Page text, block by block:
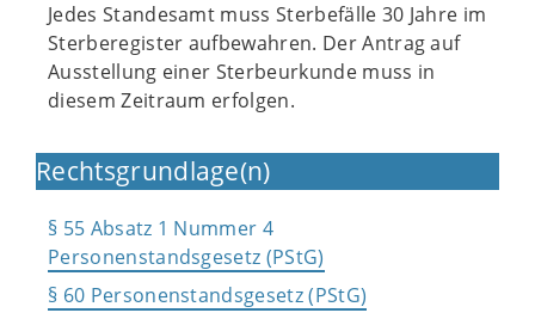
Jedes Standesamt muss Sterbefälle 30 Jahre im
Sterberegister aufbewahren. Der Antrag auf
Ausstellung einer Sterbeurkunde muss in
diesem Zeitraum erfolgen.
Rechtsgrundlage(n)
§ 55 Absatz 1 Nummer 4
Personenstandsgesetz (PStG)
§ 60 Personenstandsgesetz (PStG)